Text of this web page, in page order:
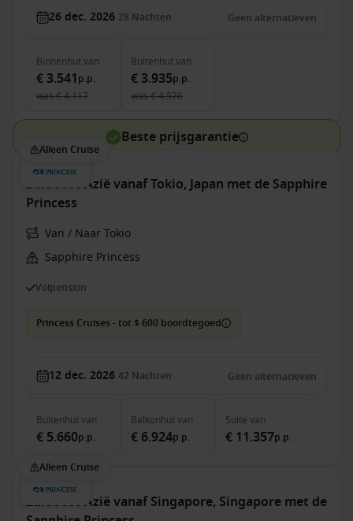
26 dec. 2026 28 Nachten Geen alternatieven
Binnenhutvan
€ 3.541 p.p.
was€ 4.117
Buitenhutvan
€ 3.935p.p.
was€ 4.576
Beste prijsgarantie
Alleen Cruise
Zuidoost-Azië vanaf Tokio, Japan met de Sapphire
Princess
Van / Naar Tokio
Sapphire Princess
Volpension
Princess Cruises - tot $ 600 boordtegoed
12 dec. 2026 42 Nachten Geen alternatieven
Buitenhutvan
€ 5.660p.p.
Balkonhutvan
€ 6.924p.p.
Suite van
€ 11.357p.p.
Alleen Cruise
Zuidoost-Azië vanaf Singapore, Singapore met de